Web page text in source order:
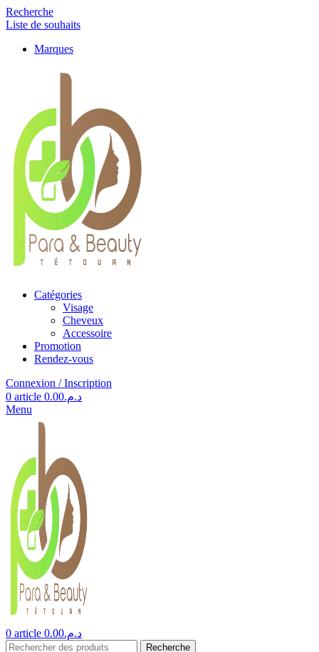
Recherche
Liste de souhaits
Marques
Catégories
Visage
Cheveux
Accessoire
Promotion
Rendez-vous
Connexion / Inscription
0 article د.م.0.00
Menu
0 article د.م.0.00
Recherche